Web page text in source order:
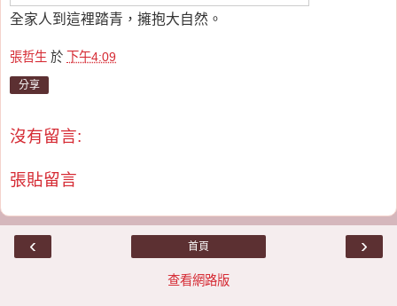
全家人到這裡踏青，擁抱大自然。
張哲生 於 下午4:09
分享
沒有留言:
張貼留言
‹ ›
首頁
查看網路版